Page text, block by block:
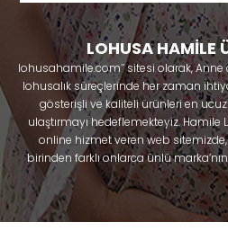
LOHUSA HAMİLE
lohusahamile.com’’ sitesi olarak, Anne
lohusalık süreçlerinde her zaman
gösterişli ve kaliteli ürünleri en
ulaştırmayı hedeflemekteyiz.
online hizmet veren web
birinden farklı onlarca ünlü
uzaklıkta olacaksınız. Hem hamilelik
kullanabileceğiniz ürünler ile
geçirmenize yardımcı olmaya